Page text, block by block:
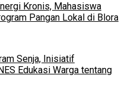
Kronis, Mahasiswa
Pangan Lokal di Blora
Senja, Inisiatif
Edukasi Warga tentang